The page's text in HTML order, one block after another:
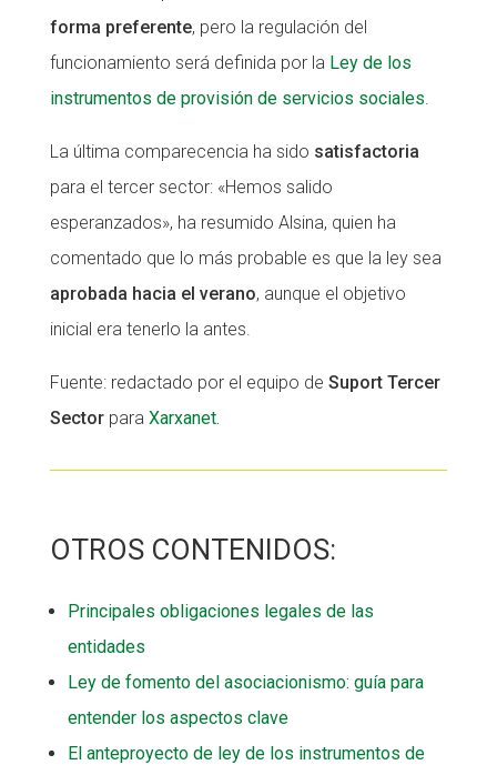
forma preferente, pero la regulación del
funcionamiento será definida por la Ley de los
instrumentos de provisión de servicios sociales.
La última comparecencia ha sido satisfactoria
para el tercer sector: «Hemos salido
esperanzados», ha resumido Alsina, quien ha
comentado que lo más probable es que la ley sea
aprobada hacia el verano, aunque el objetivo
inicial era tenerlo la antes.
Fuente: redactado por el equipo de Suport Tercer
Sectorpara Xarxanet.
OTROS CONTENIDOS:
Principales obligaciones legales de las
entidades
Ley de fomento del asociacionismo: guía para
entender los aspectos clave
El anteproyecto de ley de los instrumentos de